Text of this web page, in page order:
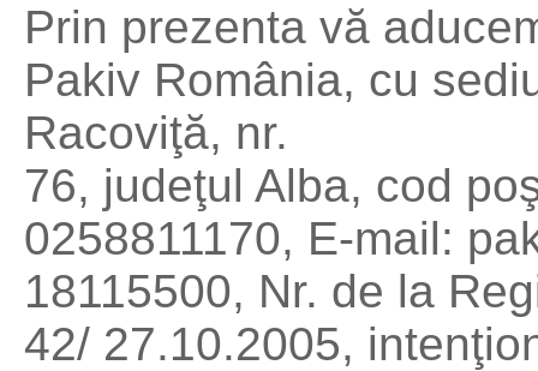
Prin prezenta vă
Pakiv România, cu
Racoviţă, nr.
76, judeţul Alba, cod
0258811170, E-mail:
18115500, Nr. de la
42/ 27.10.2005,